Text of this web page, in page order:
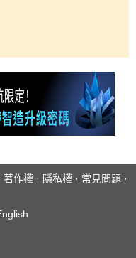
著作權 · 隱私權 · 常見問題 ·